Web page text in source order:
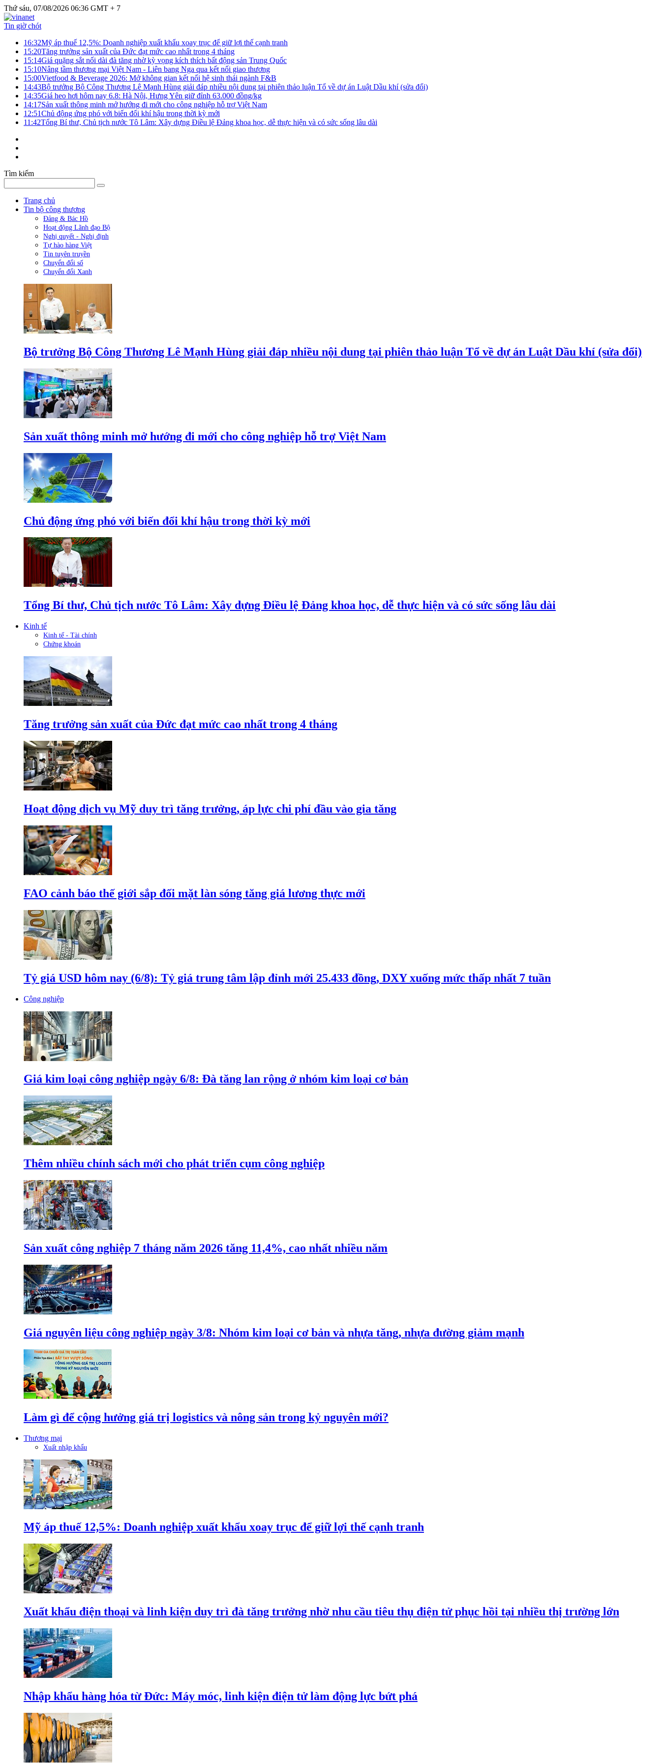
Thứ sáu, 07/08/2026 06:36 GMT + 7
Tin giờ chót
16:32Mỹ áp thuế 12,5%: Doanh nghiệp xuất khẩu xoay trục để giữ lợi thế cạnh tranh
15:20Tăng trưởng sản xuất của Đức đạt mức cao nhất trong 4 tháng
15:14Giá quặng sắt nối dài đà tăng nhờ kỳ vọng kích thích bất động sản Trung Quốc
15:10Nâng tầm thương mại Việt Nam - Liên bang Nga qua kết nối giao thương
15:00Vietfood & Beverage 2026: Mở không gian kết nối hệ sinh thái ngành F&B
14:43Bộ trưởng Bộ Công Thương Lê Mạnh Hùng giải đáp nhiều nội dung tại phiên thảo luận Tổ về dự án Luật Dầu khí (sửa đổi)
14:35Giá heo hơi hôm nay 6.8: Hà Nội, Hưng Yên giữ đỉnh 63.000 đồng/kg
14:17Sản xuất thông minh mở hướng đi mới cho công nghiệp hỗ trợ Việt Nam
12:51Chủ động ứng phó với biến đổi khí hậu trong thời kỳ mới
11:42Tổng Bí thư, Chủ tịch nước Tô Lâm: Xây dựng Điều lệ Đảng khoa học, dễ thực hiện và có sức sống lâu dài
Tìm kiếm
Trang chủ
Tin bộ công thương
Đảng & Bác Hồ
Hoạt động Lãnh đạo Bộ
Nghị quyết - Nghị định
Tự hào hàng Việt
Tin tuyên truyền
Chuyển đổi số
Chuyển đổi Xanh
Bộ trưởng Bộ Công Thương Lê Mạnh Hùng giải đáp nhiều nội dung tại phiên thảo luận Tổ về dự án Luật Dầu khí (sửa đổi)
Sản xuất thông minh mở hướng đi mới cho công nghiệp hỗ trợ Việt Nam
Chủ động ứng phó với biến đổi khí hậu trong thời kỳ mới
Tổng Bí thư, Chủ tịch nước Tô Lâm: Xây dựng Điều lệ Đảng khoa học, dễ thực hiện và có sức sống lâu dài
Kinh tế
Kinh tế - Tài chính
Chứng khoán
Tăng trưởng sản xuất của Đức đạt mức cao nhất trong 4 tháng
Hoạt động dịch vụ Mỹ duy trì tăng trưởng, áp lực chi phí đầu vào gia tăng
FAO cảnh báo thế giới sắp đối mặt làn sóng tăng giá lương thực mới
Tỷ giá USD hôm nay (6/8): Tỷ giá trung tâm lập đỉnh mới 25.433 đồng, DXY xuống mức thấp nhất 7 tuần
Công nghiệp
Giá kim loại công nghiệp ngày 6/8: Đà tăng lan rộng ở nhóm kim loại cơ bản
Thêm nhiều chính sách mới cho phát triển cụm công nghiệp
Sản xuất công nghiệp 7 tháng năm 2026 tăng 11,4%, cao nhất nhiều năm
Giá nguyên liệu công nghiệp ngày 3/8: Nhóm kim loại cơ bản và nhựa tăng, nhựa đường giảm mạnh
Làm gì để cộng hưởng giá trị logistics và nông sản trong kỷ nguyên mới?
Thương mại
Xuất nhập khẩu
Mỹ áp thuế 12,5%: Doanh nghiệp xuất khẩu xoay trục để giữ lợi thế cạnh tranh
Xuất khẩu điện thoại và linh kiện duy trì đà tăng trưởng nhờ nhu cầu tiêu thụ điện tử phục hồi tại nhiều thị trường lớn
Nhập khẩu hàng hóa từ Đức: Máy móc, linh kiện điện tử làm động lực bứt phá